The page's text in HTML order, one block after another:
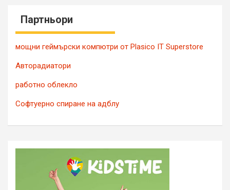
Партньори
мощни геймърски компютри от Plasico IT Superstore
Авторадиатори
работно облекло
Софтуерно спиране на адблу